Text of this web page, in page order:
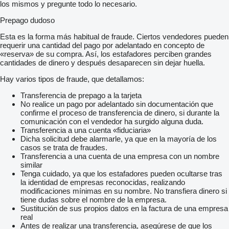
los mismos y pregunte todo lo necesario.
Prepago dudoso
Esta es la forma más habitual de fraude. Ciertos vendedores pueden
requerir una cantidad del pago por adelantado en concepto de
«reserva» de su compra. Así, los estafadores perciben grandes
cantidades de dinero y después desaparecen sin dejar huella.
Hay varios tipos de fraude, que detallamos:
Transferencia de prepago a la tarjeta
No realice un pago por adelantado sin documentación que
confirme el proceso de transferencia de dinero, si durante la
comunicación con el vendedor ha surgido alguna duda.
Transferencia a una cuenta «fiduciaria»
Dicha solicitud debe alarmarle, ya que en la mayoría de los
casos se trata de fraudes.
Transferencia a una cuenta de una empresa con un nombre
similar
Tenga cuidado, ya que los estafadores pueden ocultarse tras
la identidad de empresas reconocidas, realizando
modificaciones mínimas en su nombre. No transfiera dinero si
tiene dudas sobre el nombre de la empresa.
Sustitución de sus propios datos en la factura de una empresa
real
Antes de realizar una transferencia, asegúrese de que los